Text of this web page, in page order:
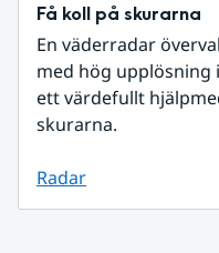
Få koll på skurarna
En väderradar
med hög upplösning
ett värdefullt
skurarna.
Radar